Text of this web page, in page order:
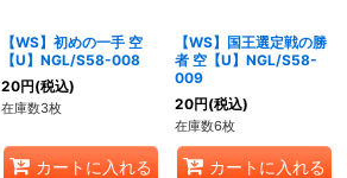
【WS】初めの一手 空
【U】NGL/S58-008
20円(税込)
在庫数3枚
カートに入れる
【WS】国王選定戦の勝
者 空【U】NGL/S58-
009
20円(税込)
在庫数6枚
カートに入れる